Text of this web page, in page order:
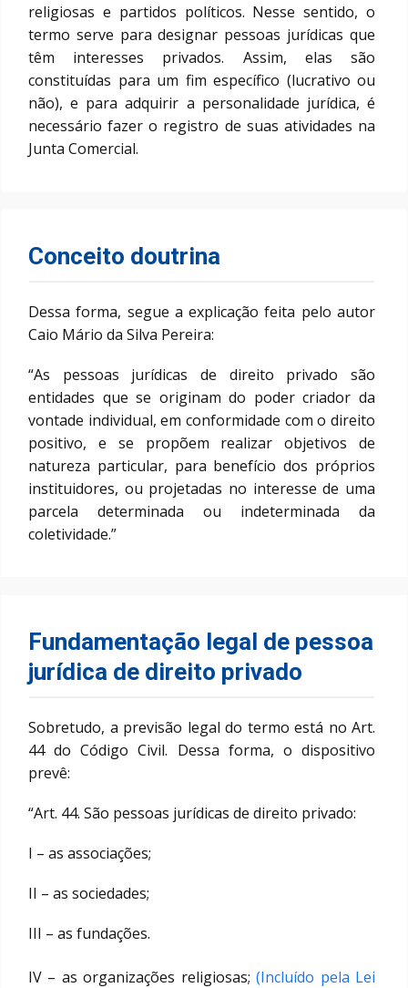
religiosas e partidos políticos. Nesse sentido, o
termo serve para designar pessoas jurídicas que
têm interesses privados. Assim, elas são
constituídas para um fim específico (lucrativo ou
não), e para adquirir a personalidade jurídica, é
necessário fazer o registro de suas atividades na
Junta Comercial.
Conceito doutrina
Dessa forma, segue a explicação feita pelo autor
Caio Mário da Silva Pereira:
“As pessoas jurídicas de direito privado são
entidades que se originam do poder criador da
vontade individual, em conformidade com o direito
positivo, e se propõem realizar objetivos de
natureza particular, para benefício dos próprios
instituidores, ou projetadas no interesse de uma
parcela determinada ou indeterminada da
coletividade.”
Fundamentação legal de pessoa
jurídica de direito privado
Sobretudo, a previsão legal do termo está no Art.
44 do Código Civil. Dessa forma, o dispositivo
prevê:
“Art. 44. São pessoas jurídicas de direito privado:
I – as associações;
II – as sociedades;
III – as fundações.
IV – as organizações religiosas;(Incluído pela Lei